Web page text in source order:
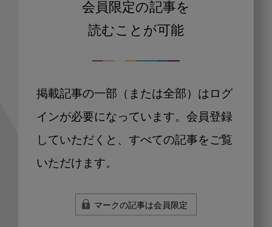
会員限定の記事を
読むことが可能
掲載記事の一部（または全部）はログ
インが必要になっています。会員登録
していただくと、すべての記事をご覧
いただけます。
マークの記事は会員限定